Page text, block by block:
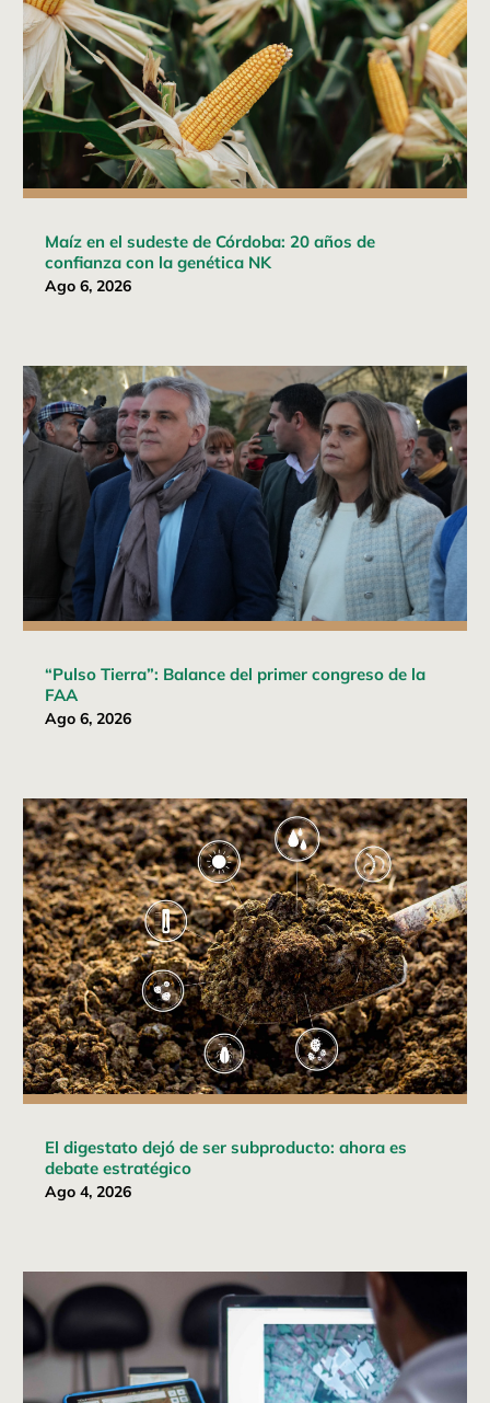
Maíz en el sudeste de Córdoba: 20 años de
confianza con la genética NK
Ago 6, 2026
“Pulso Tierra”: Balance del primer congreso de la
FAA
Ago 6, 2026
El digestato dejó de ser subproducto: ahora es
debate estratégico
Ago 4, 2026